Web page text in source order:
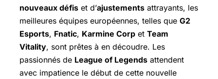
nouveaux défis et d’ajustements attrayants, les
meilleures équipes européennes, telles que G2
Esports, Fnatic, Karmine Corp et Team
Vitality, sont prêtes à en découdre. Les
passionnés de League of Legends attendent
avec impatience le début de cette nouvelle